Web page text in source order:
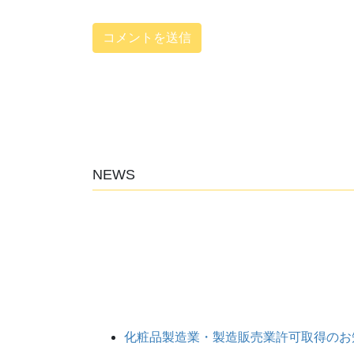
NEWS
化粧品製造業・製造販売業許可取得の